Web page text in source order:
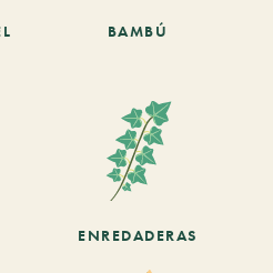
BAMBÚ
ENREDADERAS